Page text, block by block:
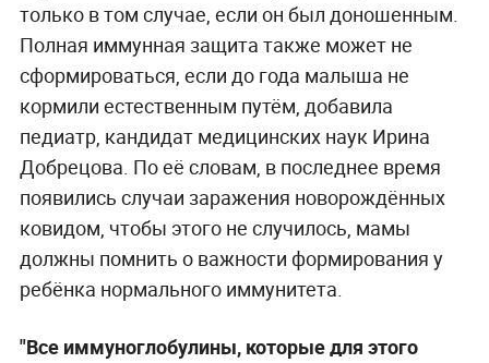
только в том случае, если он был доношенным.
Полная иммунная защита также может не
сформироваться, если до года малыша не
кормили естественным путём, добавила
педиатр, кандидат медицинских наук Ирина
Добрецова. По её словам, в последнее время
появились случаи заражения новорождённых
ковидом, чтобы этого не случилось, мамы
должны помнить о важности формирования у
ребёнка нормального иммунитета.
"Все иммуноглобулины, которые для этого